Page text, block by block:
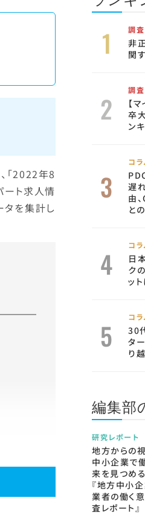
「2022年8
ート求人情
タを集計し
調査
非
関
調査
【
卒
ン
コラ
遅
由
と
コラ
日
ク
ッ
コラ
30
タ
り
編集部
研究レポート
地方からの
中小企業で
来を見つめ
『地方中小
業者の働く
査レポート』